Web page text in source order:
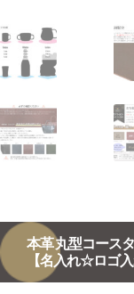
本革 丸型コース
【名入れ☆ロゴ